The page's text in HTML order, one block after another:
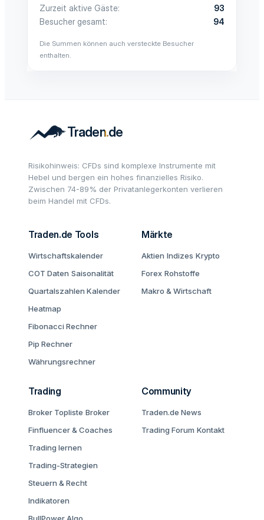
Zurzeit aktive Gäste
93
Besucher gesamt
94
Die Summen können auch versteckte Besucher
enthalten.
Risikohinweis: CFDs sind komplexe Instrumente mit
Hebel und bergen ein hohes finanzielles Risiko.
Zwischen 74-89% der Privatanlegerkonten verlieren
beim Handel mit CFDs.
Traden.de Tools
Wirtschaftskalender
COT Daten Saisonalität
Quartalszahlen Kalender
Heatmap
Fibonacci Rechner
Pip Rechner
Währungsrechner
Märkte
Aktien Indizes Krypto
Forex Rohstoffe
Makro & Wirtschaft
Trading
Broker Topliste Broker
Finfluencer & Coaches
Trading lernen
Trading-Strategien
Steuern & Recht
Indikatoren
Community
Traden.de News
Trading Forum Kontakt